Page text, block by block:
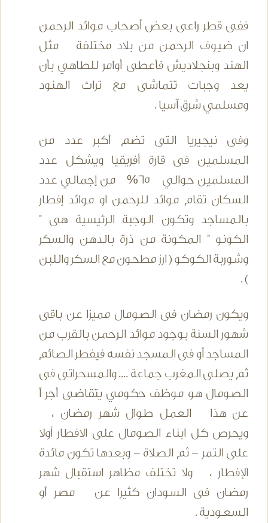
ففى قطر راعى بعض أصحاب موائد الرحمن
ان ضيوف الرحمن من بلاد مختلفة مثل
الهند وبنجلاديش فأعطى أوامر للطاهي بأن
يعد وجبات تتماشى مع تراث الهنود
ومسلمي شرق آسيا .
وفى نيجيريا التى تضم أكبر عدد من
المسلمين فى قارة أفريقيا ويشكل عدد
المسلمين حوالي 65% من إجمالي عدد
السكان تقام موائد للرحمن او موائد إفطار
بالمساجد وتكون الوجبة الرئيسية هى "
الكونو " المكونة من ذرة بالدهن والسكر
وشوربة الكوكو ( ارز مطحون مع السكر واللبن
) .
ويكون رمضان فى الصومال مميزا عن باقى
شهور السنة بوجود موائد الرحمن بالقرب من
المساجد أو فى المسجد نفسه فيفطر الصائم
ثم يصلى المغرب جماعة .... والمسحراتى فى
الصومال هو موظف حكومي يتقاضى أجر اً
عن هذا العمل طوال شهر رمضان ،
ويحرص كل ابناء الصومال على الافطار أولا
على التمر - ثم الصلاة - وبعدها تكون مائدة
الإفطار ، ولا تختلف مظاهر استقبال شهر
رمضان فى السودان كثيرا عن مصر أو
السعـودية .